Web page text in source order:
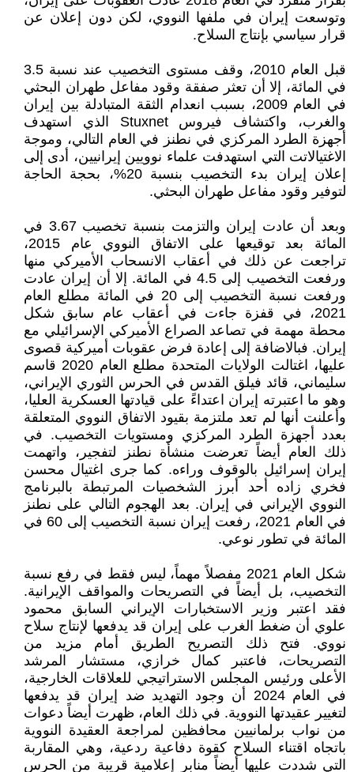
وتوسعت إيران في ملفها النووي، لكن دون إعلان عن
قرار سياسي بإنتاج السلاح.
قبل العام 2010، وقف مستوى التخصيب عند نسبة 3.5
في المائة، إلا أن تعثر صفقة وقود مفاعل طهران البحثي
في العام 2009، بسبب انعدام الثقة المتبادلة بين إيران
والغرب، واكتشاف فيروس Stuxnet الذي استهدف
أجهزة الطرد المركزي في نطنز في العام التالي، وموجة
الاغتيالاتت التي استهدفت علماء نوويين إيرانيين، أدى إلى
إعلان إيران بدء التخصيب بنسبة 20%، بحجة الحاجة
لتوفير وقود مفاعل طهران البحثي.
وبعد أن عادت إيران والتزمت بنسبة تخصيب 3.67 في
المائة بعد توقيعها على الاتفاق النووي عام 2015،
تراجعت عن ذلك في أعقاب الانسحاب الأميركي منها
ورفعت التخصيب إلى 4.5 في المائة. إلا أن إيران عادت
ورفعت نسبة التخصيب إلى 20 في المائة مطلع العام
2021، في قفزة جاءت في أعقاب عام سابق شكل
محطة مهمة في تصاعد الصراع الأميركي الإسرائيلي مع
إيران. فبالاضافة إلى إعادة فرض عقوبات أميركية قصوى
عليها، اغتالت الولايات المتحدة مطلع العام 2020 قاسم
سليماني، قائد فيلق القدس في الحرس الثوري الإيراني،
وهو ما اعتبرته إيران اعتداءً على قيادتها العسكرية العليا،
وأعلنت أنها لم تعد ملتزمة بقيود الاتفاق النووي المتعلقة
بعدد أجهزة الطرد المركزي ومستويات التخصيب. في
ذلك العام أيضاً تعرضت منشأة نطنز لتفجير، واتهمت
إيران إسرائيل بالوقوف وراءه. كما جرى اغتيال محسن
فخري زاده أحد أبرز الشخصيات المرتبطة بالبرنامج
النووي الإيراني في إيران. بعد الهجوم التالي على نطنز
في العام 2021، رفعت إيران نسبة التخصيب إلى 60 في
المائة في تطور نوعي.
شكل العام 2021 مفصلاً مهماً، ليس فقط في رفع نسبة
التخصيب، بل أيضاً في التصريحات والمواقف الإيرانية.
فقد اعتبر وزير الاستخبارات الإيراني السابق محمود
علوي أن ضغط الغرب على إيران قد يدفعها لإنتاج سلاح
نووي. فتح ذلك التصريح الطريق أمام مزيد من
التصريحات، فاعتبر كمال خرازي، مستشار المرشد
الأعلى ورئيس المجلس الاستراتيجي للعلاقات الخارجية،
في العام 2024 أن وجود التهديد ضد إيران قد يدفعها
لتغيير عقيدتها النووية. في ذلك العام، ظهرت أيضاً دعوات
من نواب برلمانيين محافظين لمراجعة العقيدة النووية
باتجاه اقتناء السلاح كقوة دفاعية ردعية، وهي المقاربة
التي شددت عليها أيضاً منابر إعلامية قريبة من الحرس